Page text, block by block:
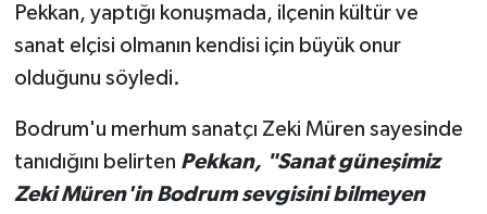
Pekkan, yaptığı konuşmada, ilçenin kültür ve
sanat elçisi olmanın kendisi için büyük onur
olduğunu söyledi.
Bodrum'u merhum sanatçı Zeki Müren sayesinde
tanıdığını belirten Pekkan, "Sanat güneşimiz
Zeki Müren'in Bodrum sevgisini bilmeyen